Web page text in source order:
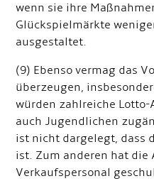
wenn sie ihre
Glückspielmärkte
ausgestaltet.
(9) Ebenso vermag das
überzeugen,
würden zahlreiche
auch Jugendlichen
ist nicht dargelegt, dass
ist. Zum anderen hat die
Verkaufspersonal